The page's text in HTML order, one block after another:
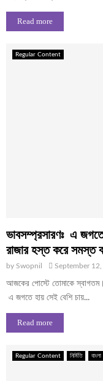
Read more
Regular Content
ভাবসম্প্রসারণঃ এ
রাজার হস্ত করে সমস্ত
by Swopnil September
আজকের পোস্টে তোমাকে
এ জগতে হায় সেই বেশি চায়...
Read more
Regular Content নির্মিতি বাংলা